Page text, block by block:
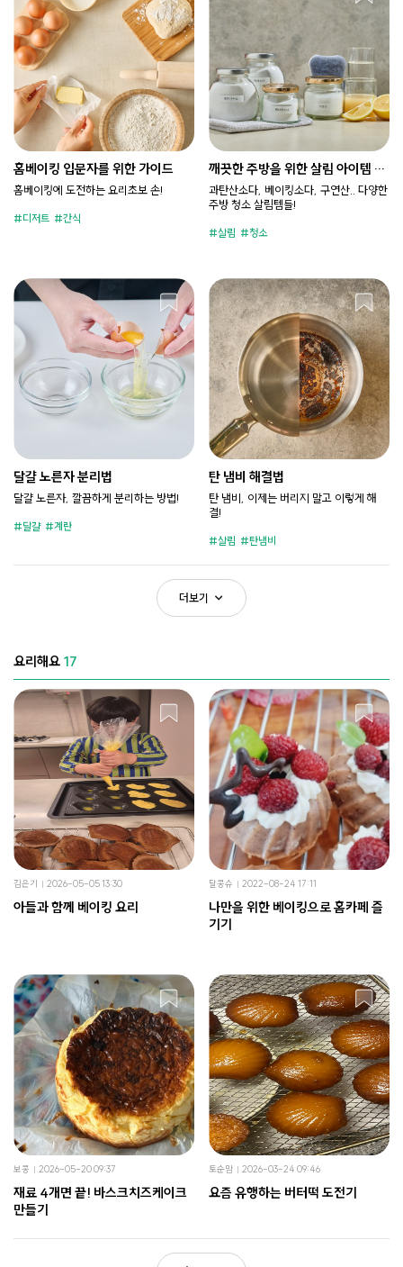
홈베이킹 입문자를 위한 가이드
홈베이킹에 도전하는 요리초보 손!
디저트 간식
깨끗한 주방을 위한 살림 아이템 구
별법
과탄산소다, 베이킹소다, 구연산.. 다양한
주방 청소 살림템들!
살림 청소
달걀 노른자 분리법
달걀 노른자, 깔끔하게 분리하는 방법!
달걀 계란
탄 냄비 해결법
탄 냄비, 이제는 버리지 말고 이렇게 해
결!
살림 탄냄비
더보기
요리해요 17
김은기 2026-05-05 13:30
아들과 함께 베이킹 요리
달콩슈 2022-08-24 17:11
나만을 위한 베이킹으로 홈카페 즐
기기
보콩 2026-05-20 09:37
재료 4개면 끝! 바스크치즈케이크
만들기
토순맘 2026-03-24 09:46
요즘 유행하는 버터떡 도전기